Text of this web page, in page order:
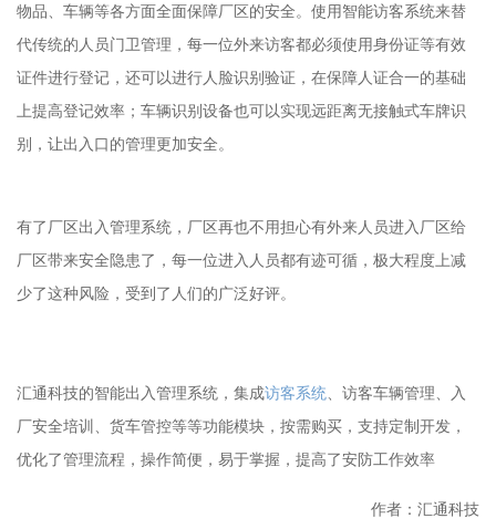
物品、车辆等各方面全面保障厂区的安全。使用智能访客系统来替
代传统的人员门卫管理，每一位外来访客都必须使用身份证等有效
证件进行登记，还可以进行人脸识别验证，在保障人证合一的基础
上提高登记效率；车辆识别设备也可以实现远距离无接触式车牌识
别，让出入口的管理更加安全。
有了厂区出入管理系统，厂区再也不用担心有外来人员进入厂区给
厂区带来安全隐患了，每一位进入人员都有迹可循，极大程度上减
少了这种风险，受到了人们的广泛好评。
汇通科技的智能出入管理系统，集成访客系统 、访客车辆管理、入
厂安全培训、货车管控等等功能模块，按需购买，支持定制开发，
优化了管理流程，操作简便，易于掌握，提高了安防工作效率
作者：汇通科技